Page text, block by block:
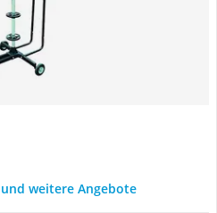
weitere Angebote